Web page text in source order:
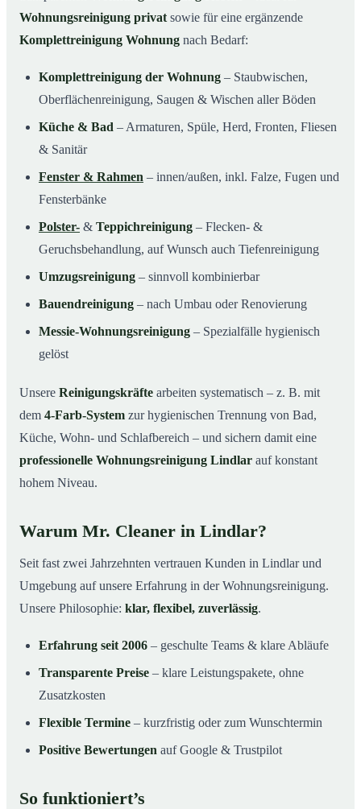
Wohnungsreinigung privat sowie für eine ergänzende
Komplettreinigung Wohnung nach Bedarf:
Komplettreinigung der Wohnung – Staubwischen,
Oberflächenreinigung, Saugen & Wischen aller Böden
Küche & Bad – Armaturen, Spüle, Herd, Fronten, Fliesen
& Sanitär
Fenster & Rahmen – innen/außen, inkl. Falze, Fugen und
Fensterbänke
Polster- & Teppichreinigung – Flecken- &
Geruchsbehandlung, auf Wunsch auch Tiefenreinigung
Umzugsreinigung – sinnvoll kombinierbar
Bauendreinigung – nach Umbau oder Renovierung
Messie-Wohnungsreinigung – Spezialfälle hygienisch
gelöst
Unsere Reinigungskräfte arbeiten systematisch – z. B. mit
dem 4-Farb-System zur hygienischen Trennung von Bad,
Küche, Wohn- und Schlafbereich – und sichern damit eine
professionelle Wohnungsreinigung Lindlar auf konstant
hohem Niveau.
Warum Mr. Cleaner in Lindlar?
Seit fast zwei Jahrzehnten vertrauen Kunden in Lindlar und
Umgebung auf unsere Erfahrung in der Wohnungsreinigung.
Unsere Philosophie: klar, flexibel, zuverlässig.
Erfahrung seit 2006 – geschulte Teams & klare Abläufe
Transparente Preise – klare Leistungspakete, ohne
Zusatzkosten
Flexible Termine – kurzfristig oder zum Wunschtermin
Positive Bewertungen auf Google & Trustpilot
So funktioniert’s